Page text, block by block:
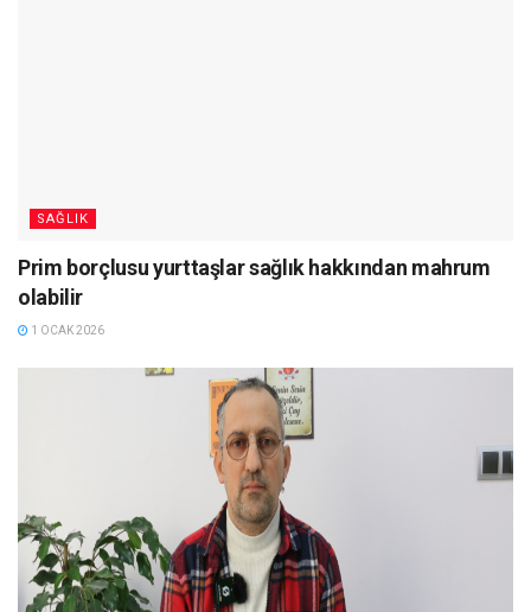
SAĞLIK
Prim borçlusu yurttaşlar sağlık hakkından mahrum
olabilir
1 OCAK 2026